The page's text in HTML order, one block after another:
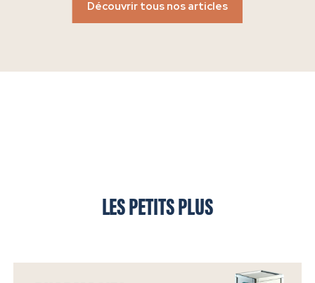
Replay du Webinaire
Découvrir tous nos articles
LES PETITS PLUS